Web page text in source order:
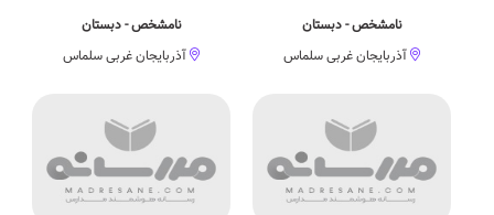
نامشخص - دبستان
آذربایجان غربی سلماس
نامشخص - دبستان
آذربایجان غربی سلماس